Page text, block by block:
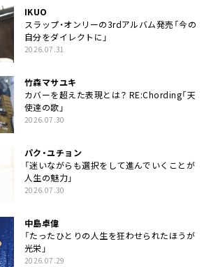
IKUO
スラップ・オンリーの3rdアルバム発売「今の
自分をダイレクトに」
2026.07.31
竹森マサユキ
カバーを超えた表現とは？ RE:Chording「天
使達の歌」
2026.07.30
パク・ユチョン
「迷いながらも選択をして進んでいくことが
人生の魅力」
2026.07.30
中島卓偉
「たったひとりの人生を狂わせられたほうが
光栄」
2026.07.29